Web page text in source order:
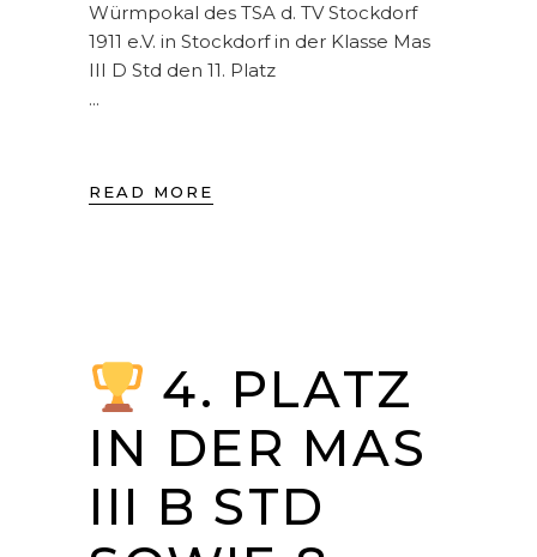
Würmpokal des TSA d. TV Stockdorf
1911 e.V. in Stockdorf in der Klasse Mas
III D Std den 11. Platz
READ MORE
4. PLATZ
IN DER MAS
III B STD